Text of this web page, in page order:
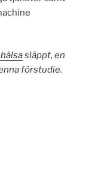
släppt, en
förstudie.